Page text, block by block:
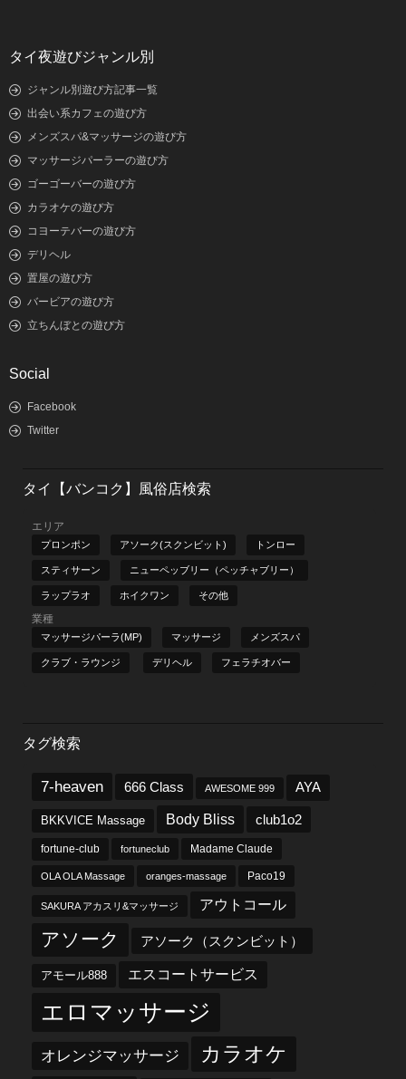
タイ夜遊びジャンル別
ジャンル別遊び方記事一覧
出会い系カフェの遊び方
メンズスパ&マッサージの遊び方
マッサージパーラーの遊び方
ゴーゴーバーの遊び方
カラオケの遊び方
コヨーテバーの遊び方
デリヘル
置屋の遊び方
バービアの遊び方
立ちんぼとの遊び方
Social
Facebook
Twitter
タイ【バンコク】風俗店検索
エリア
プロンポン アソーク(スクンビット) トンロー
スティサーン ニューペッブリー（ペッチャブリー）
ラップラオ ホイクワン その他
業種
マッサージパーラ(MP) マッサージ メンズスパ
クラブ・ラウンジ デリヘル フェラチオバー
タグ検索
7-heaven 666 Class AWESOME 999 AYA
BKKVICE Massage Body Bliss club1o2
fortune-club fortuneclub Madame Claude
OLA OLA Massage oranges-massage Paco19
SAKURA アカスリ&マッサージ アウトコール
アソーク アソーク（スクンビット）
アモール888 エスコートサービス
エロマッサージ
オレンジマッサージ カラオケ